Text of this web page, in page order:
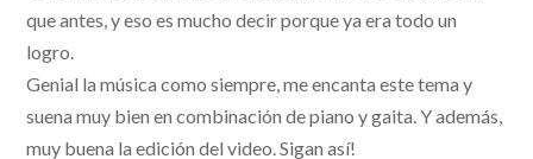
que antes, y eso es mucho decir porque ya era todo un
logro.
Genial la música como siempre, me encanta este tema y
suena muy bien en combinación de piano y gaita. Y además,
muy buena la edición del video. Sigan así!